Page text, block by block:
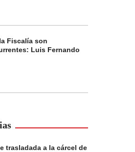
Fiscalía son
Luis Fernando
trasladada a la cárcel de